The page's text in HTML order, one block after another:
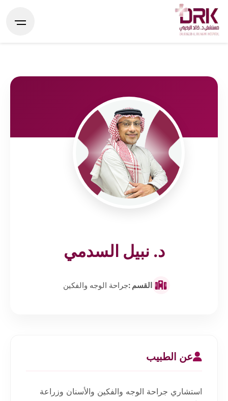
د. نبيل السدمي
القسم :جراحة الوجه والفكين
عن الطبيب
استشاري جراحة الوجه والفكين والأسنان وزراعة